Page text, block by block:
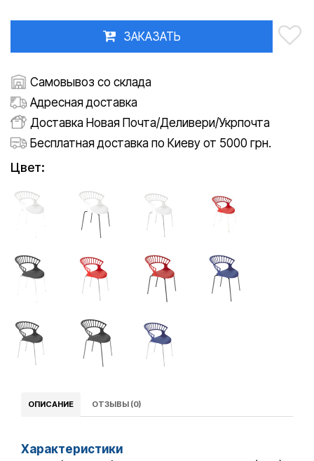
ЗАКАЗАТЬ
Самовывоз со склада
Адресная доставка
Доставка Новая Почта/Деливери/Укрпочта
Бесплатная доставка по Киеву от 5000 грн.
Цвет:
ОПИСАНИЕ ОТЗЫВЫ (0)
Характеристики